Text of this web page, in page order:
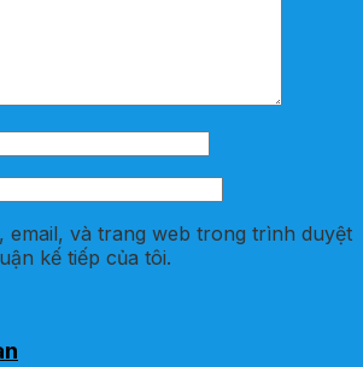
email, và trang web trong trình duyệt
kế tiếp của tôi.